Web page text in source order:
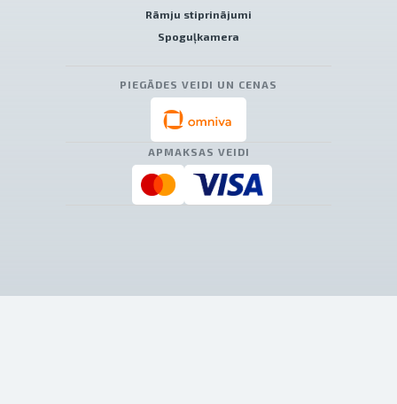
Rāmju stiprinājumi
Spoguļkamera
PIEGĀDES VEIDI UN CENAS
APMAKSAS VEIDI